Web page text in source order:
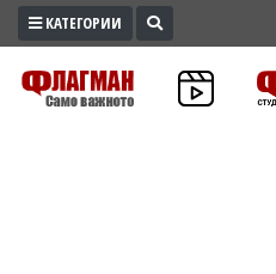
ПРОМО
ЗОНА
КАТЕГОРИИ